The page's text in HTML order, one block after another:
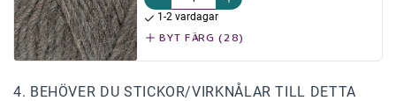
1-2 vardagar
BYT FÄRG (28)
4. BEHÖVER DU STICKOR/VIRKNÅLAR TILL DETTA